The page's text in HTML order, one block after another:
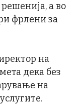
а во
фрлени за
на
дека без
на